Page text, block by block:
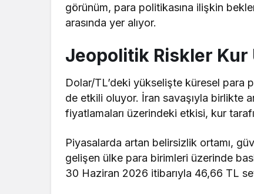
görünüm, para politikasına ilişkin
arasında yer alıyor.
Jeopolitik Riskler Kur
Dolar/TL’deki yükselişte küresel para
de etkili oluyor. İran savaşıyla birlikte
fiyatlamaları üzerindeki etkisi, kur
Piyasalarda artan belirsizlik ortamı,
gelişen ülke para birimleri üzerinde
30 Haziran 2026 itibarıyla 46,66 TL